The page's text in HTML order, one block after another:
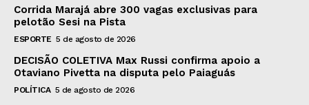
Corrida Marajá abre 300 vagas exclusivas para
pelotão Sesi na Pista
ESPORTE 5 de agosto de 2026
DECISÃO COLETIVA Max Russi confirma apoio a
Otaviano Pivetta na disputa pelo Paiaguás
POLÍTICA 5 de agosto de 2026